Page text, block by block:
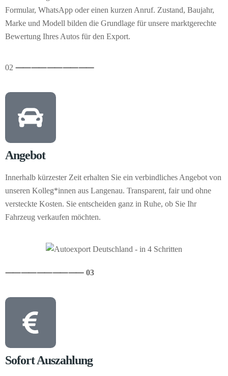
Formular, WhatsApp oder einen kurzen Anruf. Zustand, Baujahr,
Marke und Modell bilden die Grundlage für unsere marktgerechte
Bewertung Ihres Autos für den Export.
02 ⸺⸺⸺⸺⸺
Angebot
Innerhalb kürzester Zeit erhalten Sie ein verbindliches Angebot von
unseren Kolleg*innen aus Langenau. Transparent, fair und ohne
versteckte Kosten. Sie entscheiden ganz in Ruhe, ob Sie Ihr
Fahrzeug verkaufen möchten.
⸺⸺⸺⸺⸺ 03
Sofort Auszahlung